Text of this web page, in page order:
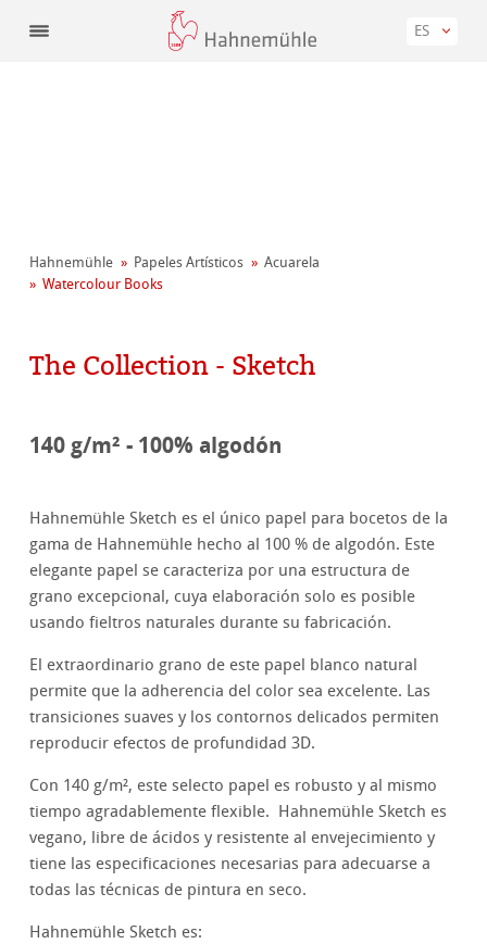
ES
Hahnemühle Papeles Artísticos
Acuarela
Watercolour Books
The Collection - Sketch
140 g/m² - 100% algodón
Hahnemühle Sketch es el único papel para bocetos de la
gama de Hahnemühle hecho al 100 % de algodón. Este
elegante papel se caracteriza por una estructura de
grano excepcional, cuya elaboración solo es posible
usando fieltros naturales durante su fabricación.
El extraordinario grano de este papel blanco natural
permite que la adherencia del color sea excelente. Las
transiciones suaves y los contornos delicados permiten
reproducir efectos de profundidad 3D.
Con 140 g/m², este selecto papel es robusto y al mismo
tiempo agradablemente flexible. Hahnemühle Sketch es
vegano, libre de ácidos y resistente al envejecimiento y
tiene las especificaciones necesarias para adecuarse a
todas las técnicas de pintura en seco.
Hahnemühle Sketch es: